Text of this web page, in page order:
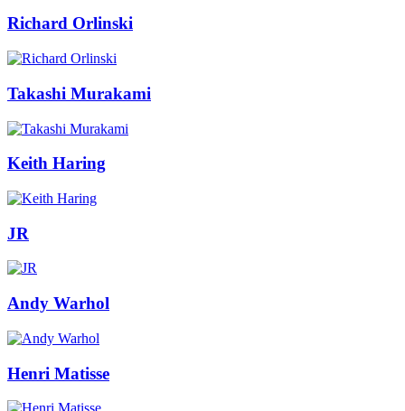
Richard Orlinski
Takashi Murakami
Keith Haring
JR
Andy Warhol
Henri Matisse